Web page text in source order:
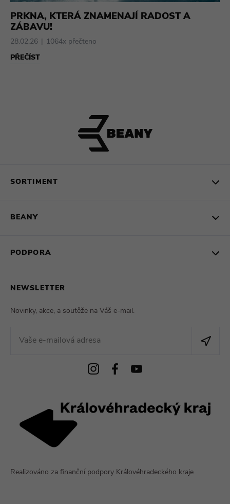
PRKNA, KTERÁ ZNAMENAJÍ RADOST A
ZÁBAVU!
28.02.26 1064x přečteno
PŘEČÍST
SORTIMENT
BEANY
PODPORA
NEWSLETTER
Novinky, akce, a soutěže na Váš e-mail.
Realizováno za finanční podpory Královéhradeckého kraje